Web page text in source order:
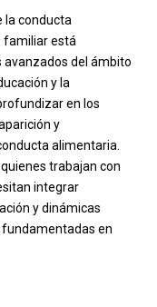
la conducta
familiar está
del ámbito
y la
en los
y
alimentaria.
trabajan con
integrar
y dinámicas
en